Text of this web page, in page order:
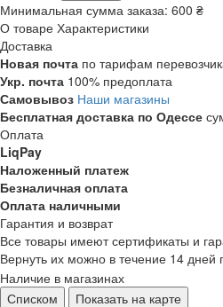
Минимальная сумма заказа: 600 ₴
О товаре Характеристики
Доставка
Новая почта по тарифам
Укр. почта 100% предоплата
Самовывоз Наши магазины
Бесплатная доставка по Одессе
Оплата
LiqPay
Наложенный платеж
Безналичная оплата
Оплата наличными
Гарантия и возврат
Все товары имеют сертификаты и
Вернуть их можно в течение 14 дней
Наличие в магазинах
Списком
Показать на карте